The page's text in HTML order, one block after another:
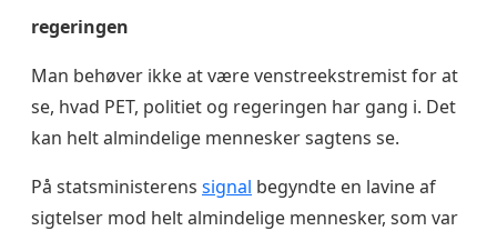
regeringen
Man behøver ikke at være venstreekstremist for at
se, hvad PET, politiet og regeringen har gang i. Det
kan helt almindelige mennesker sagtens se.
På statsministerens signal begyndte en lavine af
sigtelser mod helt almindelige mennesker, som var